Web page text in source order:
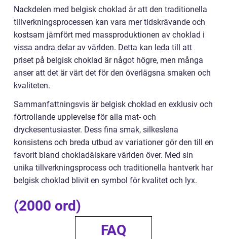
Nackdelen med belgisk choklad är att den traditionella
tillverkningsprocessen kan vara mer tidskrävande och
kostsam jämfört med massproduktionen av choklad i
vissa andra delar av världen. Detta kan leda till att
priset på belgisk choklad är något högre, men många
anser att det är värt det för den överlägsna smaken och
kvaliteten.
Sammanfattningsvis är belgisk choklad en exklusiv och
förtrollande upplevelse för alla mat- och
dryckesentusiaster. Dess fina smak, silkeslena
konsistens och breda utbud av variationer gör den till en
favorit bland chokladälskare världen över. Med sin
unika tillverkningsprocess och traditionella hantverk har
belgisk choklad blivit en symbol för kvalitet och lyx.
(2000 ord)
FAQ